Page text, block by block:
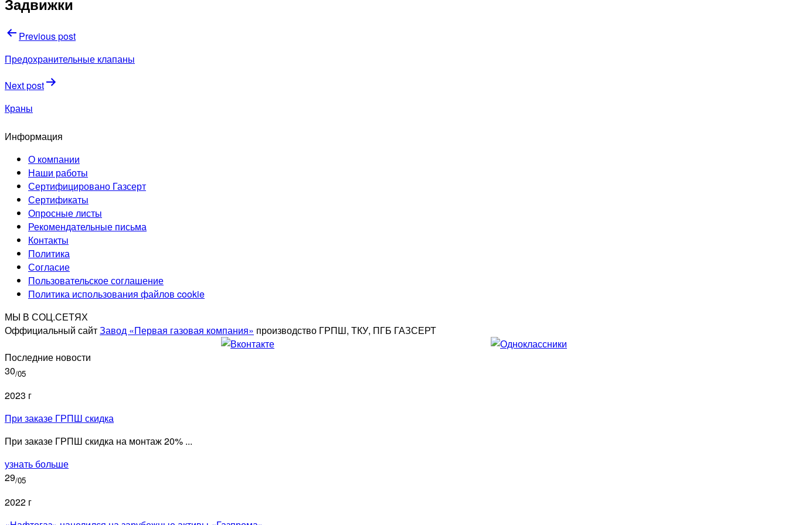
Задвижки
Навигация
по
записям
Previous post
Предохранительные клапаны
Next post
Краны
Информация
О компании
Наши работы
Сертифицировано Газсерт
Сертификаты
Опросные листы
Рекомендательные письма
Контакты
Политика
Согласие
Пользовательское соглашение
Политика использования файлов cookie
МЫ В СОЦ.СЕТЯХ
Оффициальный сайтЗавод «Первая газовая компания» производство ГРПШ, ТКУ, ПГБ ГАЗСЕРТ
Последние новости
30/05
2023 г
При заказе ГРПШ скидка
При заказе ГРПШ скидка на монтаж 20% ...
узнать больше
29/05
2022 г